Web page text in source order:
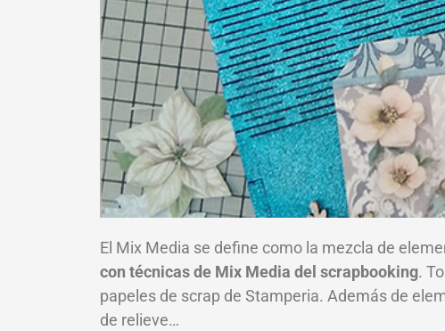
El Mix Media se define como la mezcla de
con técnicas de Mix Media del scrapbooking.
papeles de scrap de Stamperia. Además de
de relieve…